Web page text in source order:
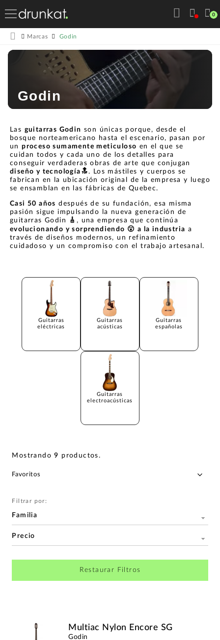
0
Marcas Godin
Godin
Las guitarras Godin son únicas porque, desde el
bosque norteamericano hasta el escenario, pasan por
unproceso sumamente meticuloso en el que se
cuidan todos y cada uno de los detalles para
conseguir verdaderas obras de arte que conjugan
diseño y tecnología🔝. Los mástiles y cuerpos se
fabrican en la ubicación original de la empresa y luego
se ensamblan en las fábricas de Quebec.
Casi 50 años después de su fundación, esa misma
pasión sigue impulsando la nueva generación de
guitarras Godin
🎸 , una empresa que continúa
evolucionando y sorprendiendo 😮 a la industria a
través de diseños modernos, un refinamiento
cuidadoso y un compromiso con el trabajo artesanal.
Guitarras
eléctricas
Guitarras
acústicas
Guitarras
españolas
Guitarras
electroacústicas
Mostrando9 productos.
Filtrar por:
Familia
Precio
Restaurar Filtros
Multiac Nylon Encore SG
Godin